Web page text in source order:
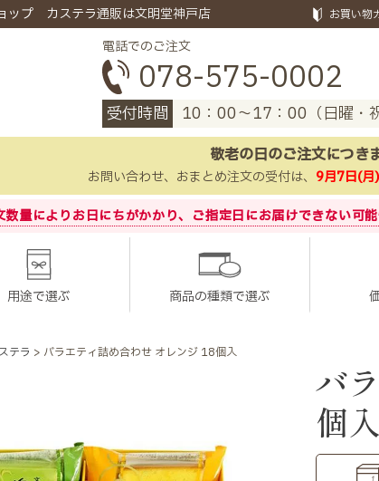
ップ カステラ通販は文明堂神戸店 お買い物
電話でのご注文
078-575-0002
受付時間 10：00～17：00（日曜・
敬老の日のご注文につき
お問い合わせ、おまとめ注文の受付は、 9月7日(月)
量によりお日にちがかかり、 ご指定日にお届けできない可能
用途で選ぶ 商品の種類で選ぶ
テラ バラエティ詰め合わせ オレンジ 18個入
バ
個入